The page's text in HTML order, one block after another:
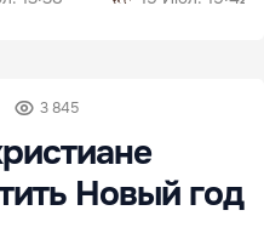
3 845
Новый год